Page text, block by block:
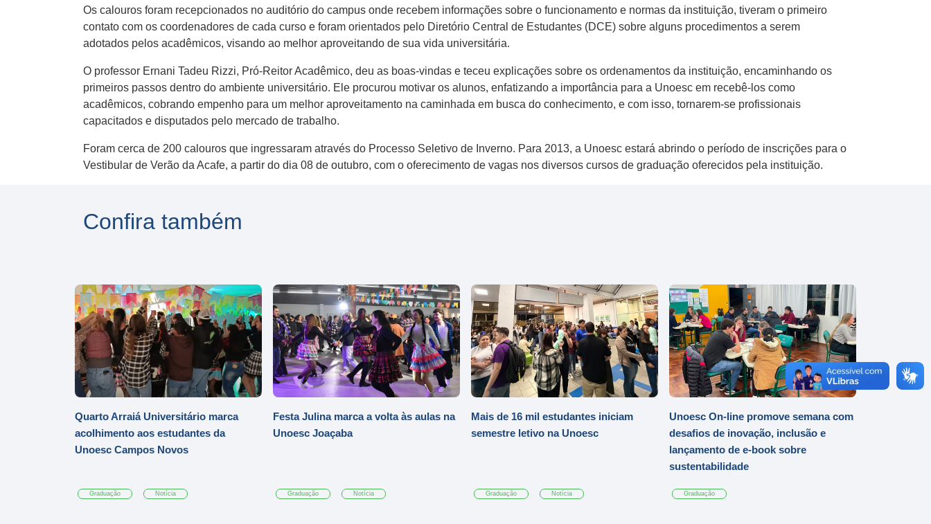
Os calouros foram recepcionados no auditório do campus onde recebem informações sobre o funcionamento e normas da instituição, tiveram o primeiro
contato com os coordenadores de cada curso e foram orientados pelo Diretório Central de Estudantes (DCE) sobre alguns procedimentos a serem
adotados pelos acadêmicos, visando ao melhor aproveitando de sua vida universitária.
O professor Ernani Tadeu Rizzi, Pró-Reitor Acadêmico, deu as boas-vindas e teceu explicações sobre os ordenamentos da instituição, encaminhando os
primeiros passos dentro do ambiente universitário. Ele procurou motivar os alunos, enfatizando a importância para a Unoesc em recebê-los como
acadêmicos, cobrando empenho para um melhor aproveitamento na caminhada em busca do conhecimento, e com isso, tornarem-se profissionais
capacitados e disputados pelo mercado de trabalho.
Foram cerca de 200 calouros que ingressaram através do Processo Seletivo de Inverno. Para 2013, a Unoesc estará abrindo o período de inscrições para o
Vestibular de Verão da Acafe, a partir do dia 08 de outubro, com o oferecimento de vagas nos diversos cursos de graduação oferecidos pela instituição.
Confira também
Quarto Arraiá Universitário marca
acolhimento aos estudantes da
Unoesc Campos Novos
Graduação Notícia
Festa Julina marca a volta às aulas na
Unoesc Joaçaba
Graduação Notícia
Mais de 16 mil estudantes iniciam
semestre letivo na Unoesc
Graduação Notícia
Unoesc On-line promove semana com
desafios de inovação, inclusão e
lançamento de e-book sobre
sustentabilidade
Graduação